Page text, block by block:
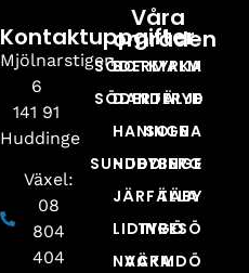
Kontaktuppgifter
Mjölnarstigen
6
141 91
Huddinge
Växel:
08
804
404
Våra
områden
BOTKYRKA
DANDERYD
HANINGE
HUDDINGE
JÄRFÄLLA
LIDINGÖ
NACKA
SÖDERMALM
SÖDERTÄLJE
SOLNA
SUNDBYBERG
TÄBY
TYRESÖ
VÄRMDÖ